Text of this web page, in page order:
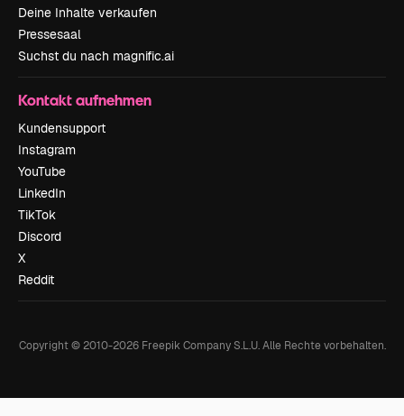
Deine Inhalte verkaufen
Pressesaal
Suchst du nach magnific.ai
Kontakt aufnehmen
Kundensupport
Instagram
YouTube
LinkedIn
TikTok
Discord
X
Reddit
Copyright © 2010-2026Freepik Company S.L.U. Alle Rechte vorbehalten.